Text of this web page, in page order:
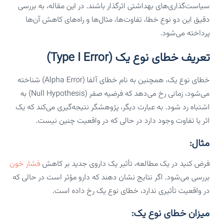
سیاست‌گذاری‌های بهداشتی اثرگذار باشند. در این مقاله، به بررسی
دقیق این دو نوع خطا، تفاوت‌ها، مثال‌ها و راه‌های کاهش آن‌ها
پرداخته می‌شود.
تعریف خطای نوع یک (Type I Error)
خطای نوع یک، همچنین به نام خطای آلفا (Alpha Error) شناخته
می‌شود، زمانی رخ می‌دهد که فرضیه صفر (Null Hypothesis) به
اشتباه رد شود. به عبارت دیگر، پژوهشگر نتیجه‌گیری می‌کند که یک
اثر یا تفاوت وجود دارد در حالی که در واقعیت چنین نیست.
مثال:
فرض کنید در یک مطالعه، تأثیر یک داروی جدید بر کاهش فشار خون
بررسی می‌شود. اگر نتایج نشان دهند که دارو مؤثر است در حالی که
در واقعیت تأثیری ندارد، خطای نوع یک رخ داده است.
میزان خطای نوع یک: